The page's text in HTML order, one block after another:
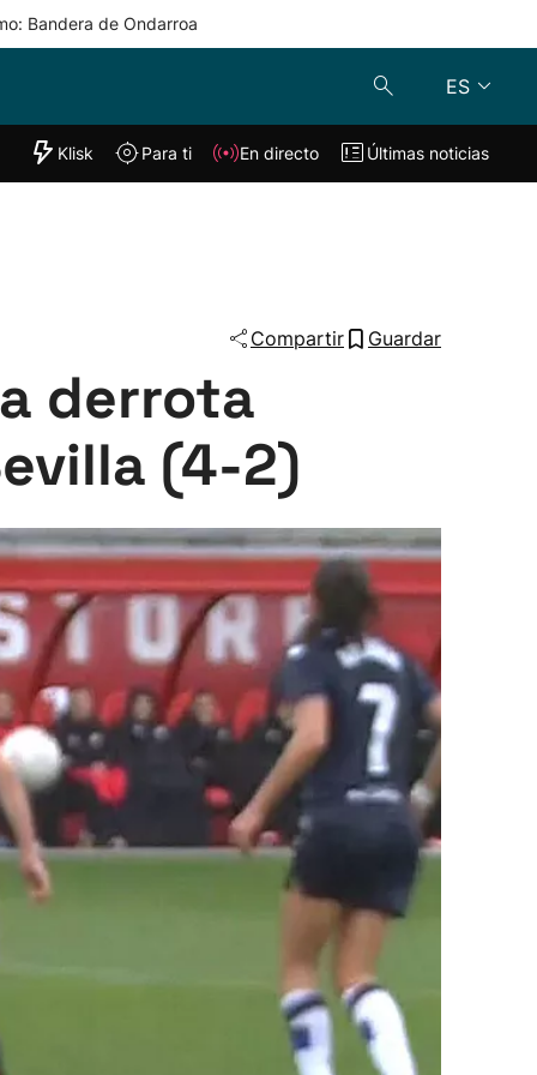
Bandera de Ondarroa
ES
"Helmuga"
Klisk En directo
Klisk Para ti En directo Últimas noticias
Compartir Guardar
derrota
(4-2)